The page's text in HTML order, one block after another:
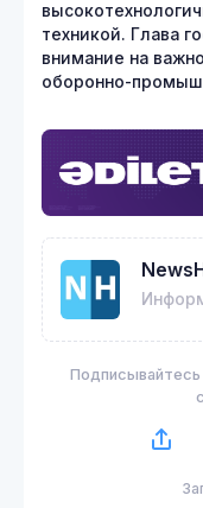
техникой. Глава
внимание на
оборонно-